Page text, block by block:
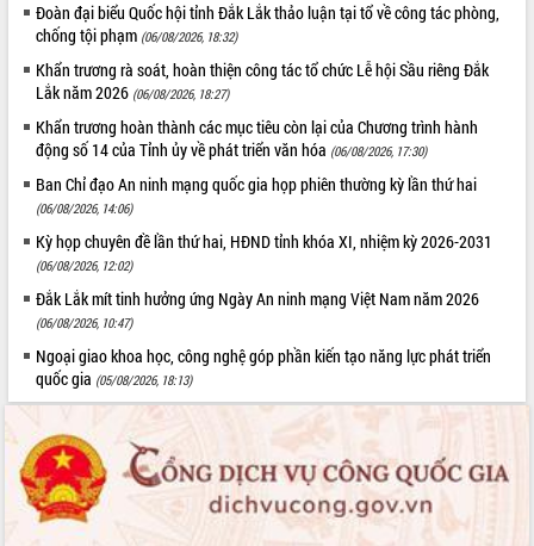
Kỳ họp thứ Hai, Hội đồng nhân dân
tỉnh khóa XI quyết nghị nhiều nội dung
quan trọng
Bí thư Tỉnh ủy Lương Nguyễn Minh
Triết thăm, tặng quà người có công với
cách mạng
Rà soát, hoàn thiện hệ thống thiết chế
văn hóa, thể thao đáp ứng yêu cầu
phát triển mới
Thường trực HĐND tỉnh Đắk Lắk gặp
mặt Đoàn chuyên gia y tế TP. Hồ Chí
Minh
Lễ truy điệu và an táng hài cốt liệt sĩ
tại Nghĩa trang Liệt sĩ xã Sơn Hòa
Bàn giải pháp tháo gỡ khó khăn trong
xuất khẩu sầu riêng và triển khai quy
định EUDR
Thứ trưởng Bộ Nông nghiệp và Môi
trường Nguyễn Hoàng Hiệp khảo sát
vùng trồng và doanh nghiệp đóng gói
sầu riêng tại Đắk Lắk
LIÊN KẾT WEB
THỐNG KÊ TRUY CẬP
Hôm nay: 18211
Tất cả: 66063534
Đoàn đại biểu Quốc hội tỉnh Đắk Lắk thảo luận tại tổ về công tác phòng,
chống tội phạm (06/08/2026, 18:32)
Khẩn trương rà soát, hoàn thiện công tác tổ chức Lễ hội Sầu riêng Đắk
Lắk năm 2026 (06/08/2026, 18:27)
Khẩn trương hoàn thành các mục tiêu còn lại của Chương trình hành
động số 14 của Tỉnh ủy về phát triển văn hóa (06/08/2026, 17:30)
Ban Chỉ đạo An ninh mạng quốc gia họp phiên thường kỳ lần thứ hai
(06/08/2026, 14:06)
Kỳ họp chuyên đề lần thứ hai, HĐND tỉnh khóa XI, nhiệm kỳ 2026-2031
(06/08/2026, 12:02)
Đắk Lắk mít tinh hưởng ứng Ngày An ninh mạng Việt Nam năm 2026
(06/08/2026, 10:47)
Ngoại giao khoa học, công nghệ góp phần kiến tạo năng lực phát triển
quốc gia (05/08/2026, 18:13)